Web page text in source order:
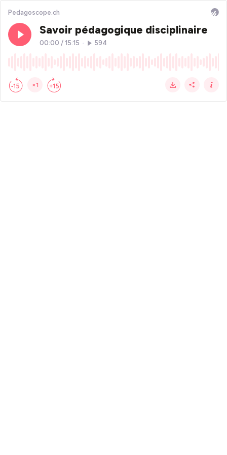
Pedagoscope.ch
Savoir pédagogique disciplinaire
00:00 / 15:15 594
×1